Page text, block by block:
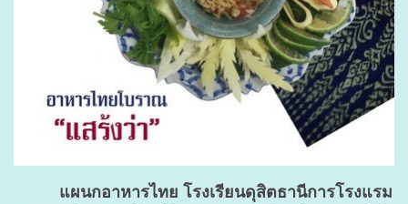
แผนกอาหารไทย โรงเรียนดุสิตธานีการโรงแรม